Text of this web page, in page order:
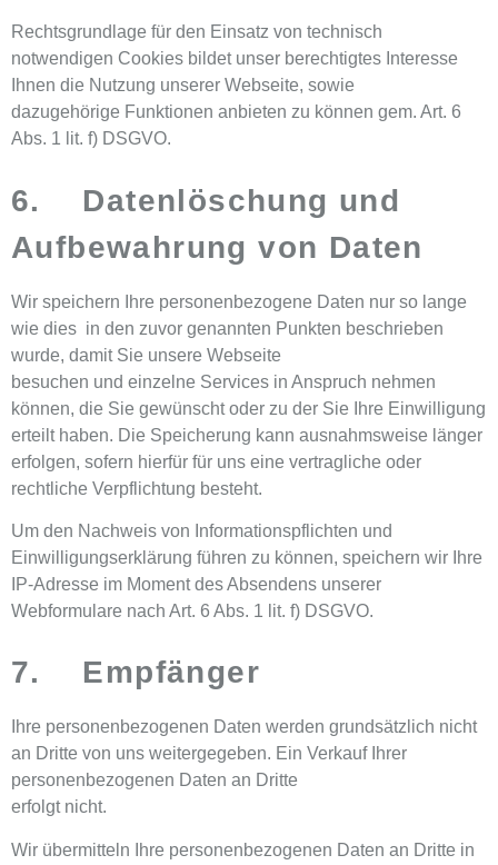
Rechtsgrundlage für den Einsatz von technisch
notwendigen Cookies bildet unser berechtigtes Interesse
Ihnen die Nutzung unserer Webseite, sowie
dazugehörige Funktionen anbieten zu können gem. Art. 6
Abs. 1 lit. f) DSGVO.
6. Datenlöschung und
Aufbewahrung von Daten
Wir speichern Ihre personenbezogene Daten nur so lange
wie dies in den zuvor genannten Punkten beschrieben
wurde, damit Sie unsere Webseite
besuchen und einzelne Services in Anspruch nehmen
können, die Sie gewünscht oder zu der Sie Ihre Einwilligung
erteilt haben. Die Speicherung kann ausnahmsweise länger
erfolgen, sofern hierfür für uns eine vertragliche oder
rechtliche Verpflichtung besteht.
Um den Nachweis von Informationspflichten und
Einwilligungserklärung führen zu können, speichern wir Ihre
IP-Adresse im Moment des Absendens unserer
Webformulare nach Art. 6 Abs. 1 lit. f) DSGVO.
7. Empfänger
Ihre personenbezogenen Daten werden grundsätzlich nicht
an Dritte von uns weitergegeben. Ein Verkauf Ihrer
personenbezogenen Daten an Dritte
erfolgt nicht.
Wir übermitteln Ihre personenbezogenen Daten an Dritte in